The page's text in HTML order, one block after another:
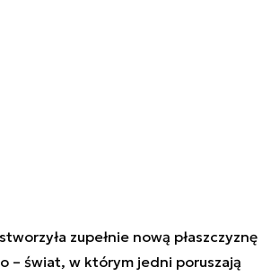
zupełnie nową płaszczyznę
– świat, w którym jedni poruszają